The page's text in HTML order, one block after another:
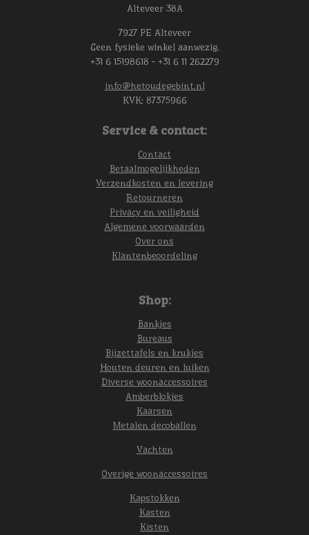
Alteveer 38A
7927 PE Alteveer
Geen fysieke winkel aanwezig.
+31 6 15198618 - +31 6 11 262279
info@hetoudegebint.nl
KVK: 87375966
Service & contact:
Contact
Betaalmogelijkheden
Verzendkosten en levering
Retourneren
Privacy en veiligheid
Algemene voorwaarden
Over ons
Klantenbeoordeling
Shop:
Bankjes
Bureaus
Bijzettafels en krukjes
Houten deuren en luiken
Diverse woonaccessoires
Amberblokjes
Kaarsen
Metalen decoballen
Vachten
Overige woonaccessoires
Kapstokken
Kasten
Kisten